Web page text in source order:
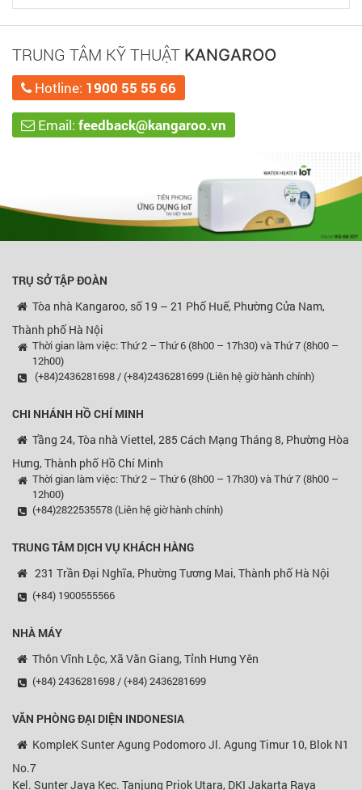
TRUNG TÂM KỸ THUẬT KANGAROO
Hotline: 1900 55 55 66
Email: feedback@kangaroo.vn
TRỤ SỞ TẬP ĐOÀN
Tòa nhà Kangaroo, số 19 – 21 Phố Huế, Phường Cửa Nam,
Thành phố Hà Nội
Thời gian làm việc: Thứ 2 – Thứ 6 (8h00 – 17h30) và Thứ 7 (8h00 –
12h00)
(+84)2436281698 / (+84)2436281699 (Liên hệ giờ hành chính)
CHI NHÁNH HỒ CHÍ MINH
Tầng 24, Tòa nhà Viettel, 285 Cách Mạng Tháng 8, Phường Hòa
Hưng, Thành phố Hồ Chí Minh
Thời gian làm việc: Thứ 2 – Thứ 6 (8h00 – 17h30) và Thứ 7 (8h00 –
12h00)
(+84)2822535578 (Liên hệ giờ hành chính)
TRUNG TÂM DỊCH VỤ KHÁCH HÀNG
231 Trần Đại Nghĩa, Phường Tương Mai, Thành phố Hà Nội
(+84) 1900555566
NHÀ MÁY
Thôn Vĩnh Lộc, Xã Văn Giang, Tỉnh Hưng Yên
(+84) 2436281698 / (+84) 2436281699
VĂN PHÒNG ĐẠI DIỆN INDONESIA
KompleK Sunter Agung Podomoro Jl. Agung Timur 10, Blok N1
No.7
Kel. Sunter Jaya Kec. Tanjung Priok Utara, DKI Jakarta Raya